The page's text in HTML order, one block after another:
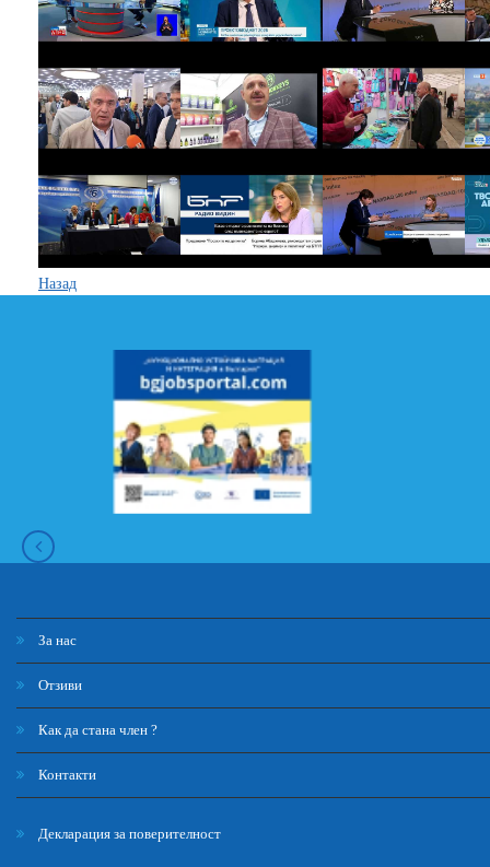
Назад
За нас
Отзиви
Как да стана член ?
Контакти
Декларация за поверителност